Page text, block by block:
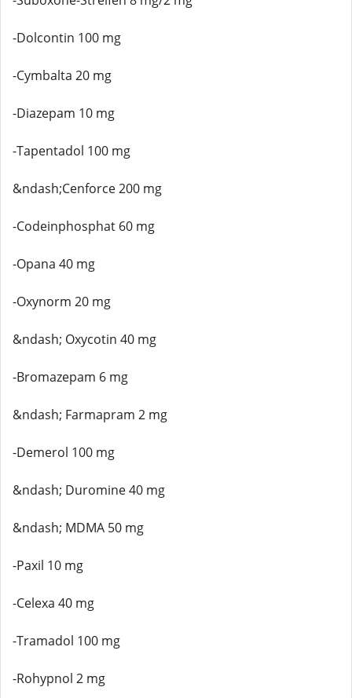
-Dolcontin 100 mg
-Cymbalta 20 mg
-Diazepam 10 mg
-Tapentadol 100 mg
&ndash;Cenforce 200 mg
-Codeinphosphat 60 mg
-Opana 40 mg
-Oxynorm 20 mg
&ndash; Oxycotin 40 mg
-Bromazepam 6 mg
&ndash; Farmapram 2 mg
-Demerol 100 mg
&ndash; Duromine 40 mg
&ndash; MDMA 50 mg
-Paxil 10 mg
-Celexa 40 mg
-Tramadol 100 mg
-Rohypnol 2 mg